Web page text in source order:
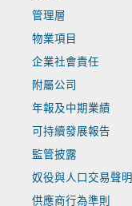
管理層
物業項目
企業社會責任
附屬公司
年報及中期業績
可持續發展報告
監管披露
奴役與人口交易聲明
供應商行為準則